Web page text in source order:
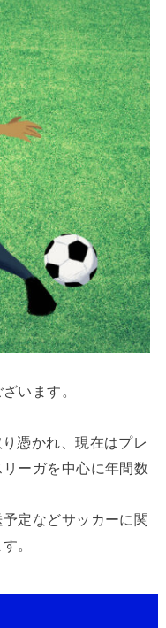
います。
憑かれ、現在はプレ
ーガを中心に年間数
定などサッカーに関
。